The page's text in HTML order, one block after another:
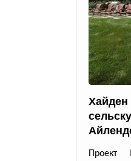
Хайден
Проект